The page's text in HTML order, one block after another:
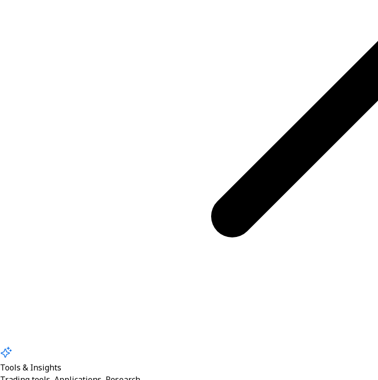
Tools & Insights